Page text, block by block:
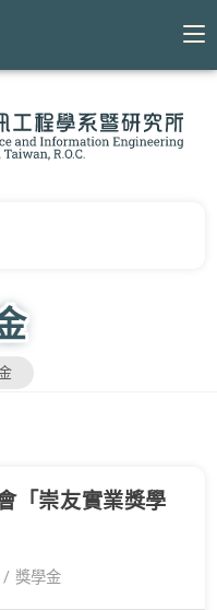
「崇友實業獎學
/ 獎學金